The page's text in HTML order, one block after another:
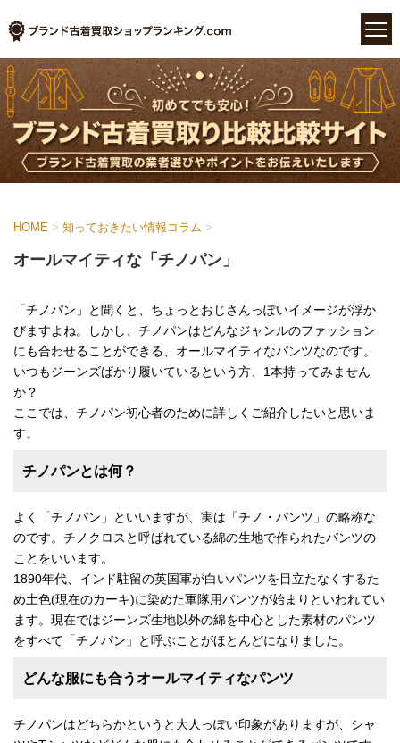
HOME > 知っておきたい情報コラム >
オールマイティな「チノパン」
「チノパン」と聞くと、ちょっとおじさんっぽいイメージが浮か
びますよね。しかし、チノパンはどんなジャンルのファッション
にも合わせることができる、オールマイティなパンツなのです。
いつもジーンズばかり履いているという方、1本持ってみません
か？
ここでは、チノパン初心者のために詳しくご紹介したいと思いま
す。
チノパンとは何？
よく「チノパン」といいますが、実は「チノ・パンツ」の略称な
のです。チノクロスと呼ばれている綿の生地で作られたパンツの
ことをいいます。
1890年代、インド駐留の英国軍が白いパンツを目立たなくするた
め土色(現在のカーキ)に染めた軍隊用パンツが始まりといわれてい
ます。現在ではジーンズ生地以外の綿を中心とした素材のパンツ
をすべて「チノパン」と呼ぶことがほとんどになりました。
どんな服にも合うオールマイティなパンツ
チノパンはどちらかというと大人っぽい印象がありますが、シャ